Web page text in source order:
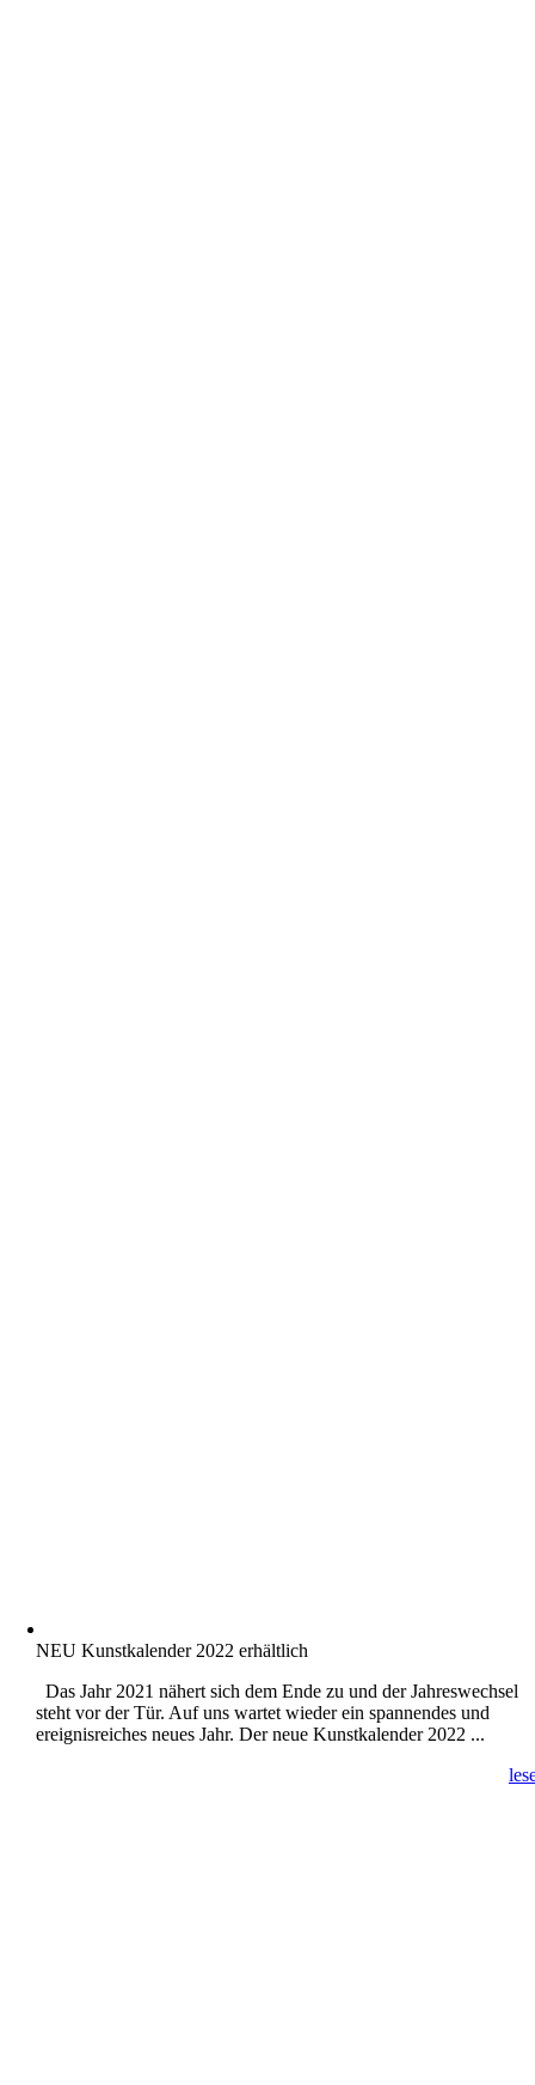
NEU Kunstkalender 2022 erhältlich
Das Jahr 2021 nähert sich dem Ende zu und der Jahreswechsel
steht vor der Tür. Auf uns wartet wieder ein spannendes und
ereignisreiches neues Jahr. Der neue Kunstkalender 2022 ...